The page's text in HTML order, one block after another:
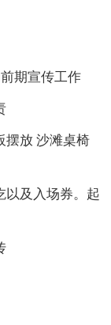
期宣传工作
摆放 沙滩桌椅
以及入场券。起